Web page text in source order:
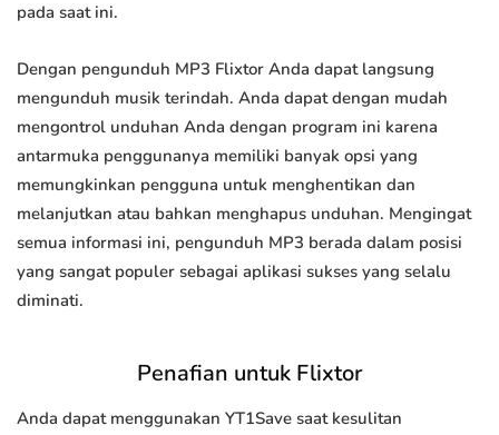
pada saat ini.
Dengan pengunduh MP3 Flixtor Anda dapat langsung
mengunduh musik terindah. Anda dapat dengan mudah
mengontrol unduhan Anda dengan program ini karena
antarmuka penggunanya memiliki banyak opsi yang
memungkinkan pengguna untuk menghentikan dan
melanjutkan atau bahkan menghapus unduhan. Mengingat
semua informasi ini, pengunduh MP3 berada dalam posisi
yang sangat populer sebagai aplikasi sukses yang selalu
diminati.
Penafian untuk Flixtor
Anda dapat menggunakan YT1Save saat kesulitan